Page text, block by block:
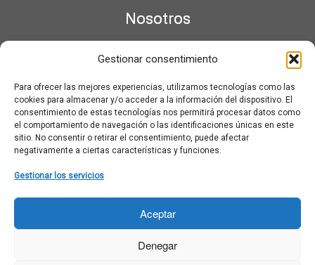
Gestionar consentimiento
Para ofrecer las mejores experiencias, utilizamos tecnologías como las
cookies para almacenar y/o acceder a la información del dispositivo. El
consentimiento de estas tecnologías nos permitirá procesar datos como
el comportamiento de navegación o las identificaciones únicas en este
sitio. No consentir o retirar el consentimiento, puede afectar
negativamente a ciertas características y funciones.
Gestionar los servicios
Aceptar
Denegar
Nosotros
Aviso legal
Más información sobre las cookies
Noticias al correo
Política de cookies
Política de cookies (UE)
Política de privacidad
Ponte en contacto con nosotros
Buscar: